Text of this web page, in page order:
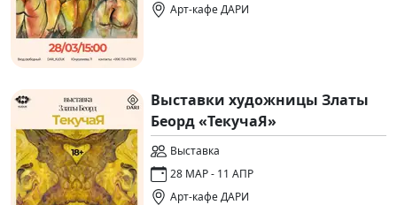
Арт-кафе ДАРИ
Выставки художницы Златы
Беорд «ТекучаЯ»
Выставка
28 МАР - 11 АПР
Арт-кафе ДАРИ